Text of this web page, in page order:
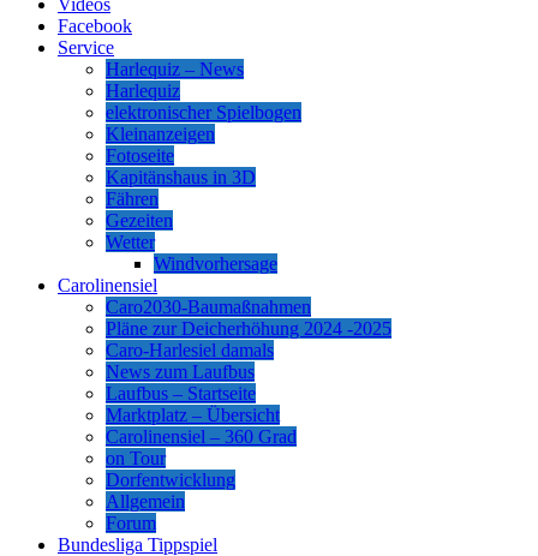
Videos
Facebook
Service
Harlequiz – News
Harlequiz
elektronischer Spielbogen
Kleinanzeigen
Fotoseite
Kapitänshaus in 3D
Fähren
Gezeiten
Wetter
Windvorhersage
Carolinensiel
Caro2030-Baumaßnahmen
Pläne zur Deicherhöhung 2024 -2025
Caro-Harlesiel damals
News zum Laufbus
Laufbus – Startseite
Marktplatz – Übersicht
Carolinensiel – 360 Grad
on Tour
Dorfentwicklung
Allgemein
Forum
Bundesliga Tippspiel